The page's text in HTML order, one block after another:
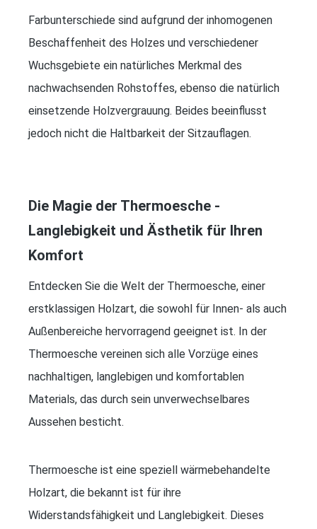
Farbunterschiede sind aufgrund der inhomogenen
Beschaffenheit des Holzes und verschiedener
Wuchsgebiete ein natürliches Merkmal des
nachwachsenden Rohstoffes, ebenso die natürlich
einsetzende Holzvergrauung. Beides beeinflusst
jedoch nicht die Haltbarkeit der Sitzauflagen.
Die Magie der Thermoesche -
Langlebigkeit und Ästhetik für Ihren
Komfort
Entdecken Sie die Welt der Thermoesche, einer
erstklassigen Holzart, die sowohl für Innen- als auch
Außenbereiche hervorragend geeignet ist. In der
Thermoesche vereinen sich alle Vorzüge eines
nachhaltigen, langlebigen und komfortablen
Materials, das durch sein unverwechselbares
Aussehen besticht.
Thermoesche ist eine speziell wärmebehandelte
Holzart, die bekannt ist für ihre
Widerstandsfähigkeit und Langlebigkeit. Dieses